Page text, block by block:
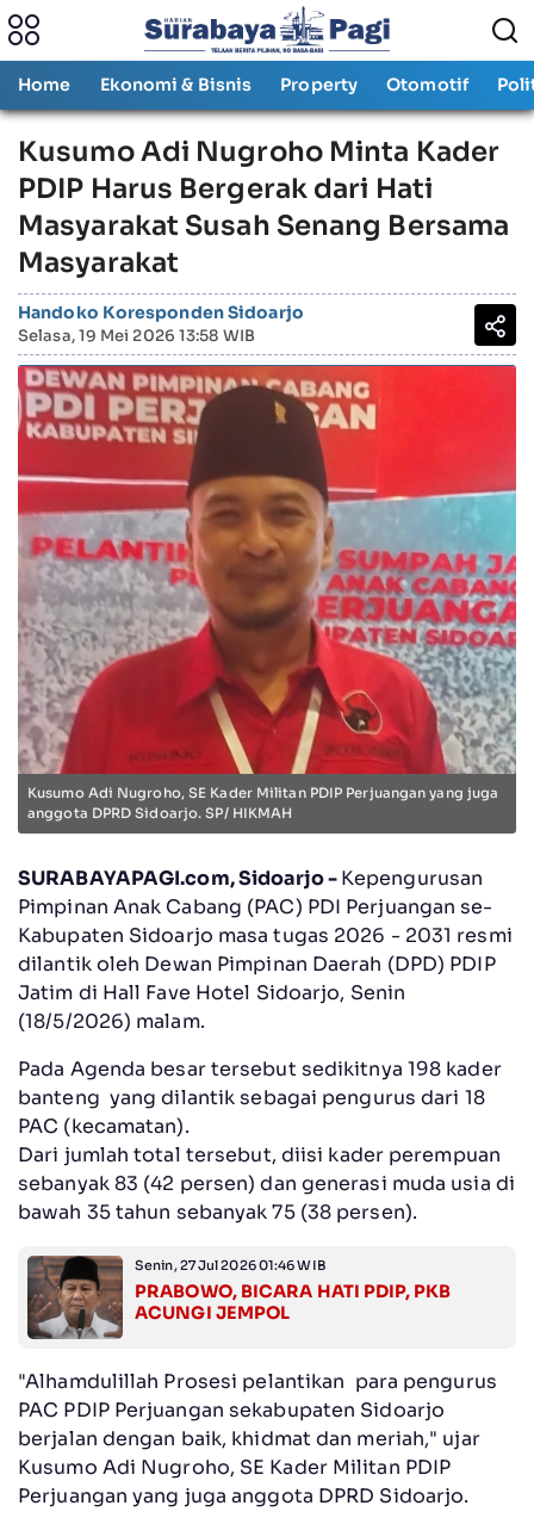
Home Ekonomi & Bisnis Property Otomotif
Kusumo Adi Nugroho Minta Kader
PDIP Harus Bergerak dari Hati
Masyarakat Susah Senang Bersama
Masyarakat
Handoko Koresponden Sidoarjo
Selasa, 19 Mei 2026 13:58 WIB
Kusumo Adi Nugroho, SE Kader Militan PDIP Perjuangan yang juga
anggota DPRD Sidoarjo. SP/ HIKMAH
SURABAYAPAGI.com, Sidoarjo -Kepengurusan
Pimpinan Anak Cabang (PAC) PDI Perjuangan se-
Kabupaten Sidoarjo masa tugas 2026 - 2031 resmi
dilantik oleh Dewan Pimpinan Daerah (DPD) PDIP
Jatim di Hall Fave Hotel Sidoarjo, Senin
(18/5/2026) malam.
Pada Agenda besar tersebut sedikitnya 198 kader
banteng yang dilantik sebagai pengurus dari 18
PAC (kecamatan).
Dari jumlah total tersebut, diisi kader perempuan
sebanyak 83 (42 persen) dan generasi muda usia di
bawah 35 tahun sebanyak 75 (38 persen).
Senin, 27 Jul 2026 01:46 WIB
PRABOWO, BICARA HATI PDIP, PKB
ACUNGI JEMPOL
"Alhamdulillah Prosesi pelantikan para pengurus
PAC PDIP Perjuangan sekabupaten Sidoarjo
berjalan dengan baik, khidmat dan meriah," ujar
Kusumo Adi Nugroho, SE Kader Militan PDIP
Perjuangan yang juga anggota DPRD Sidoarjo.